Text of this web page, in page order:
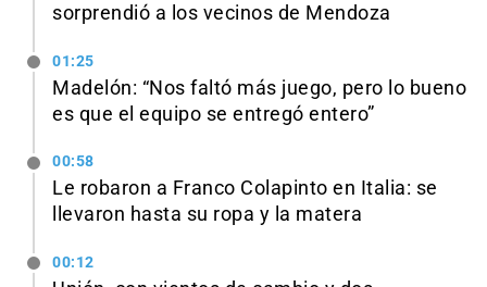
sorprendió a los vecinos de Mendoza
01:25
Madelón: “Nos faltó más juego, pero lo bueno
es que el equipo se entregó entero”
00:58
Le robaron a Franco Colapinto en Italia: se
llevaron hasta su ropa y la matera
00:12